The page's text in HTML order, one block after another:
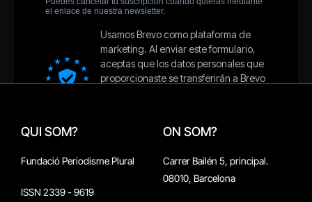
QUI SOM?
Fundació Periodisme Plural
ISSN 2339 - 9619
ON SOM?
Carrer Bailén 5, principal.
08010, Barcelona